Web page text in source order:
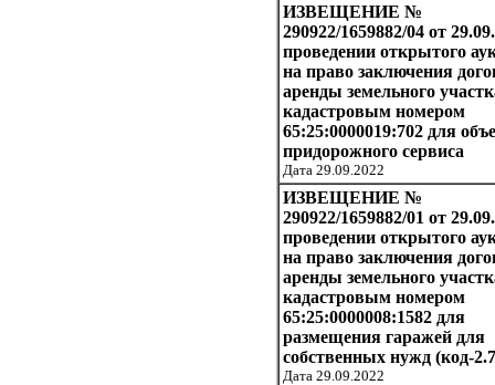
ИЗВЕЩЕНИЕ №
290922/1659882/04 от
проведении открытого
на право заключения
аренды земельного
кадастровым номером
65:25:0000019:702 для
придорожного сервиса
Дата 29.09.2022
ИЗВЕЩЕНИЕ №
290922/1659882/01 от
проведении открытого
на право заключения
аренды земельного
кадастровым номером
65:25:0000008:1582 для
размещения гаражей для
собственных нужд (код-
Дата 29.09.2022